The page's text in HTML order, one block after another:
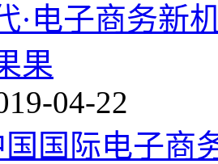
·电子商务新
果
04-22
国国际电子商